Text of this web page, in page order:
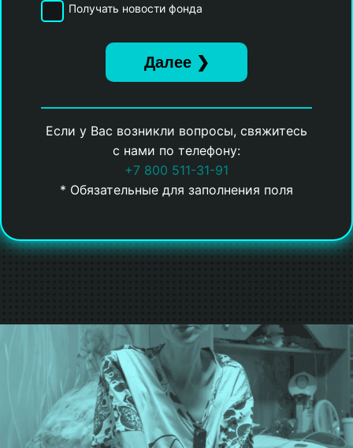
Получать новости фонда
Если у Вас возникли вопросы, свяжитесь
с нами по телефону:
+7 800 511-31-91
* Обязательные для заполнения поля